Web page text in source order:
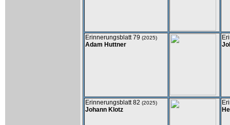
Erinnerungsblatt 79 (2025)
Adam Huttner
Erinnerungsblatt 82 (2025)
Johann Klotz